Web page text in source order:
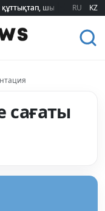
шығармашылық
шығармашылық
RU KZ
сағаты